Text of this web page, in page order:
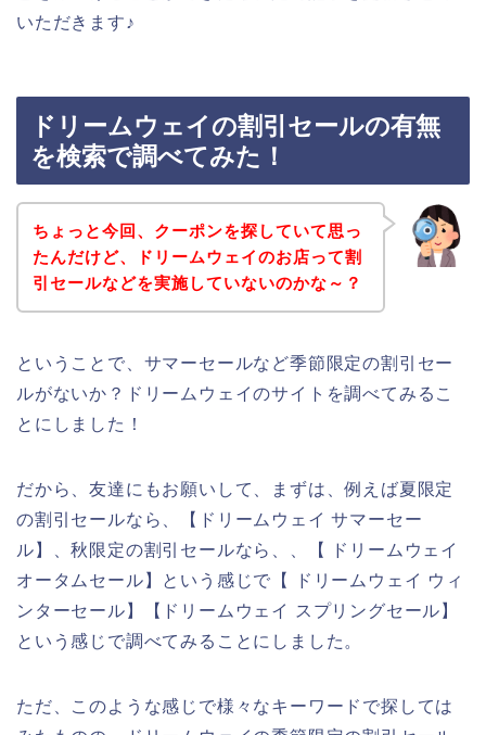
いただきます♪
ドリームウェイの割引セールの有無
を検索で調べてみた！
ちょっと今回、クーポンを探していて思っ
たんだけど、ドリームウェイのお店って割
引セールなどを実施していないのかな～？
ということで、サマーセールなど季節限定の割引セー
ルがないか？ドリームウェイのサイトを調べてみるこ
とにしました！
だから、友達にもお願いして、まずは、例えば夏限定
の割引セールなら、【ドリームウェイ サマーセー
ル】、秋限定の割引セールなら、、【 ドリームウェイ
オータムセール】という感じで【 ドリームウェイ ウィ
ンターセール】【ドリームウェイ スプリングセール】
という感じで調べてみることにしました。
ただ、このような感じで様々なキーワードで探しては